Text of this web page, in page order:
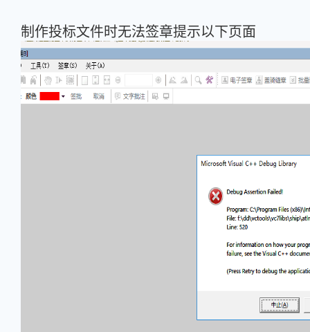
制作投标文件时无法签章提示以下页面